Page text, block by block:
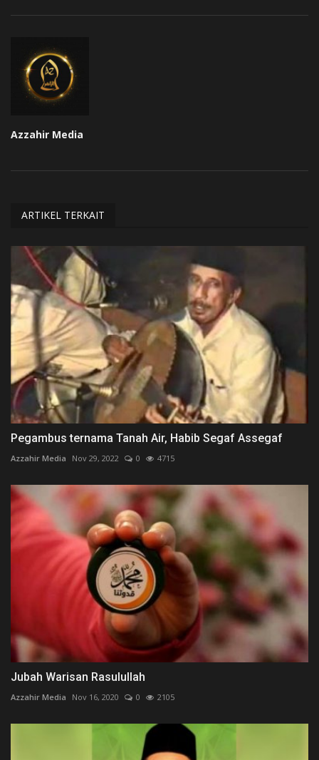
Azzahir Media
ARTIKEL TERKAIT
Pegambus ternama Tanah Air, Habib Segaf Assegaf
Azzahir Media Nov 29, 2022 0 4715
Jubah Warisan Rasulullah
Azzahir Media Nov 16, 2020 0 2105